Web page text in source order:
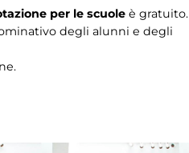
per le scuole è gratuito.
degli alunni e degli